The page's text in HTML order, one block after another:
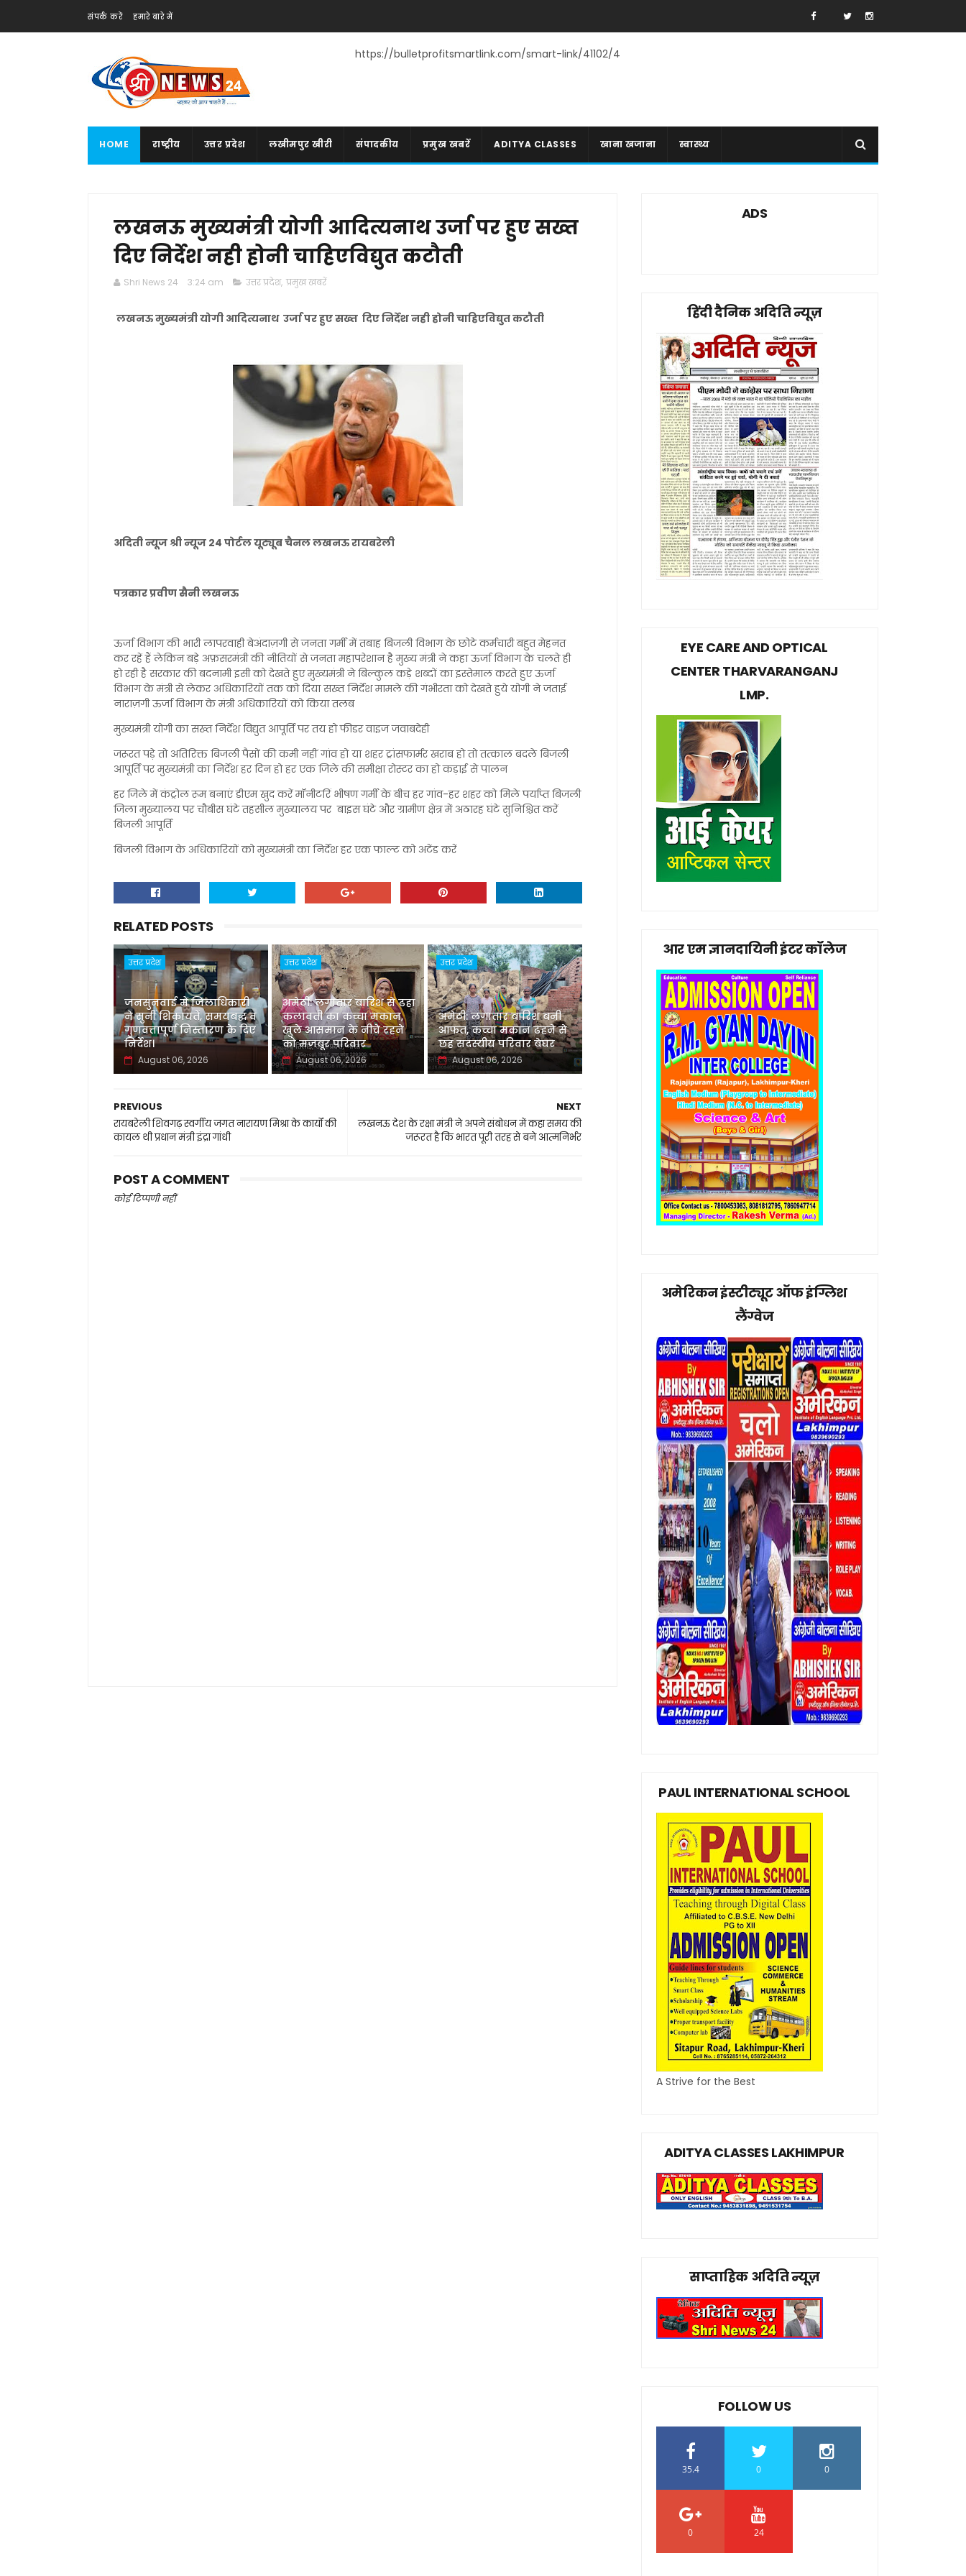
संपर्क करें हमारे बारे में
https://bulletprofitsmartlink.com/smart-link/41102/4
HOME राष्ट्रीय उत्तर प्रदेश लखीमपुर खीरी संपादकीय प्रमुख खबरें ADITYA CLASSES खाना खजाना स्वास्थ्य
लखनऊ मुख्यमंत्री योगी आदित्यनाथ उर्जा पर हुए सख्त
दिए निर्देश नही होनी चाहिएविद्युत कटौती
Shri News 24 3:24 am उत्तर प्रदेश, प्रमुख खबरें
लखनऊ मुख्यमंत्री योगी आदित्यनाथ उर्जा पर हुए सख्त दिए निर्देश नही होनी चाहिएविद्युत कटौती
अदिती न्यूज श्री न्यूज 24 पोर्टल यूट्यूब चैनल लखनऊ रायबरेली
पत्रकार प्रवीण सैनी लखनऊ
ऊर्जा विभाग की भारी लापरवाही बेअंदाज़गी से जनता गर्मी में तबाह बिजली विभाग के छोटे कर्मचारी बहुत मेहनत
कर रहें हैं लेकिन बड़े अफ़सरमंत्री की नीतियों से जनता महापरेशान है मुख्य मंत्री ने कहा ऊर्जा विभाग के चलते ही
हो रही है सरकार की बदनामी इसी को देखते हुए मुख्यमंत्री ने बिल्कुल कड़े शब्दों का इस्तेमाल करते हुए ऊर्जा
विभाग के मंत्री से लेकर अधिकारियों तक को दिया सख्त निर्देश मामले की गंभीरता को देखते हुये योगी ने जताई
नाराज़गी ऊर्जा विभाग के मंत्री अधिकारियों को किया तलब
मुख्यमंत्री योगी का सख्त निर्देश विद्युत आपूर्ति पर तय हो फीडर वाइज जवाबदेही
जरूरत पड़े तो अतिरिक्त बिजली पैसों की कमी नहीं गांव हो या शहर ट्रांसफार्मर खराब हो तो तत्काल बदले बिजली
आपूर्ति पर मुख्यमंत्री का निर्देश हर दिन हो हर एक जिले की समीक्षा रोस्टर का हो कड़ाई से पालन
हर जिले में कंट्रोल रूम बनाएं डीएम खुद करें मॉनीटरिं भीषण गर्मी के बीच हर गांव-हर शहर को मिले पर्याप्त बिजली
जिला मुख्यालय पर चौबीस घंटे तहसील मुख्यालय पर बाइस घंटे और ग्रामीण क्षेत्र में अठारह घंटे सुनिश्चित करें
बिजली आपूर्ति
बिजली विभाग के अधिकारियों को मुख्यमंत्री का निर्देश हर एक फाल्ट को अटेंड करें
RELATED POSTS
उत्तर प्रदेश
जनसुनवाई में जिलाधिकारी
ने सुनीं शिकायतें, समयबद्ध व
गुणवत्तापूर्ण निस्तारण के दिए
निर्देश।
August 06, 2026
उत्तर प्रदेश
अमेठी: लगातार बारिश से ढहा
कलावती का कच्चा मकान,
खुले आसमान के नीचे रहने
को मजबूर परिवार
August 06, 2026
उत्तर प्रदेश
अमेठी: लगातार बारिश बनी
आफत, कच्चा मकान ढहने से
छह सदस्यीय परिवार बेघर
August 06, 2026
NEXT
लखनऊ देश के रक्षा मंत्री ने अपने संबोधन में कहा समय की
जरूरत है कि भारत पूरी तरह से बने आत्मनिर्भर
PREVIOUS
रायबरेली शिवगढ़ स्वर्गीय जगत नारायण मिश्रा के कार्यों की
कायल थी प्रधान मंत्री इंद्रा गांधी
POST A COMMENT
कोई टिप्पणी नहीं
ADS
हिंदी दैनिक अदिति न्यूज़
EYE CARE AND OPTICAL
CENTER THARVARANGANJ
LMP.
आर एम ज्ञानदायिनी इंटर कॉलेज
अमेरिकन इंस्टीट्यूट ऑफ इंग्लिश
लैंग्वेज
PAUL INTERNATIONAL SCHOOL
A Strive for the Best
ADITYA CLASSES LAKHIMPUR
साप्ताहिक अदिति न्यूज़
FOLLOW US
35.4 0 0
0 24